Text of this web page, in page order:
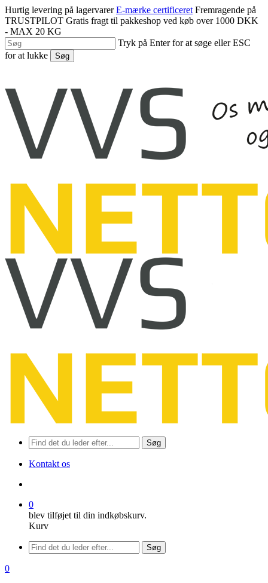
Spring
til
hovedindhold
Hurtig levering på lagervarer E-mærke certificeret Fremragende på
TRUSTPILOT Gratis fragt til pakkeshop ved køb over 1000 DKK
- MAX 20 KG
Tryk på Enter for at søge eller ESC
for at lukke
Søg
Søg
Kontakt os
0
blev tilføjet til din indkøbskurv.
Kurv
Menu
Søg
søge
0